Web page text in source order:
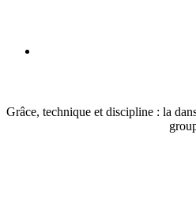
Grâce, technique et discipline : la